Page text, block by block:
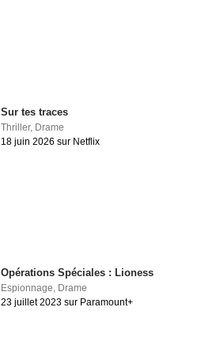
Sur tes traces
Thriller, Drame
18 juin 2026 sur Netflix
Opérations Spéciales : Lioness
Espionnage, Drame
23 juillet 2023 sur Paramount+